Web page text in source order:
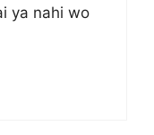
ya nahi wo